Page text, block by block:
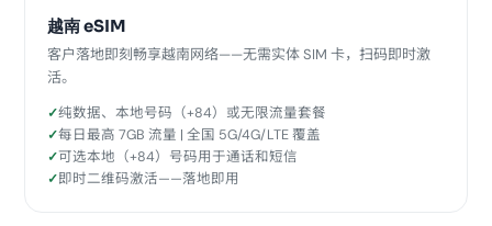
越南 eSIM
客户落地即刻畅享越南网络——无需实体 SIM 卡，扫码即时激
活。
纯数据、本地号码（+84）或无限流量套餐
每日最高 7GB 流量 | 全国 5G/4G/LTE 覆盖
可选本地（+84）号码用于通话和短信
即时二维码激活——落地即用